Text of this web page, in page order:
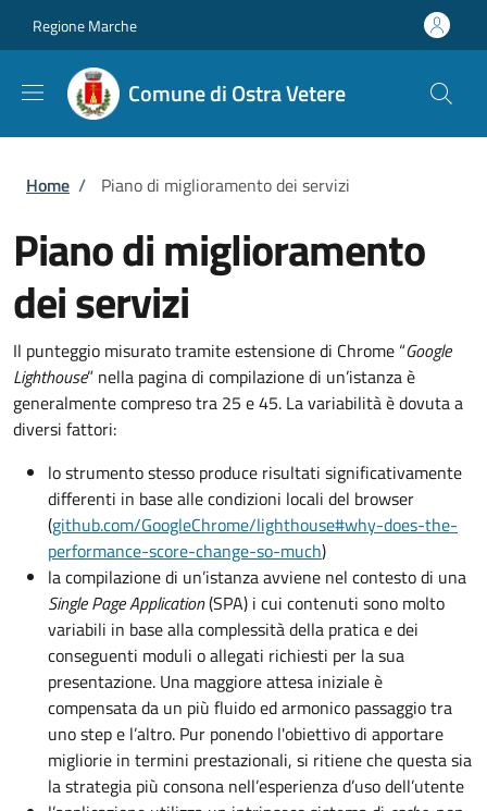
Regione Marche
Comune di Ostra Vetere
Briciole di pane
Home / Piano di miglioramento dei servizi
Piano di miglioramento
dei servizi
Il punteggio misurato tramite estensione di Chrome “Google
Lighthouse” nella pagina di compilazione di un’istanza è
generalmente compreso tra 25 e 45. La variabilità è dovuta a
diversi fattori:
lo strumento stesso produce risultati significativamente
differenti in base alle condizioni locali del browser
(github.com/GoogleChrome/lighthouse#why-does-the-
performance-score-change-so-much)
la compilazione di un’istanza avviene nel contesto di una
Single Page Application(SPA) i cui contenuti sono molto
variabili in base alla complessità della pratica e dei
conseguenti moduli o allegati richiesti per la sua
presentazione. Una maggiore attesa iniziale è
compensata da un più fluido ed armonico passaggio tra
uno step e l’altro. Pur ponendo l'obiettivo di apportare
migliorie in termini prestazionali, si ritiene che questa sia
la strategia più consona nell’esperienza d’uso dell’utente